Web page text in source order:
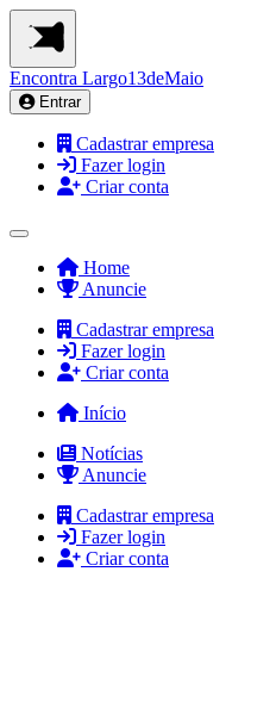
Encontra Largo13deMaio
Entrar
Cadastrar empresa
Fazer login
Criar conta
Home
Anuncie
Cadastrar empresa
Fazer login
Criar conta
Início
Notícias
Anuncie
Cadastrar empresa
Fazer login
Criar conta